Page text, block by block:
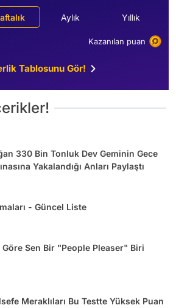
Aylık Yıllık
Kazanılan puan
Tablosunu Gör!
330 Bin Tonluk Dev Geminin Gece
Yakalandığı Anları Paylaştı
- Güncel Liste
Göre Sen Bir "People Pleaser" Biri
Meraklıları Bu Testte Yüksek Puan